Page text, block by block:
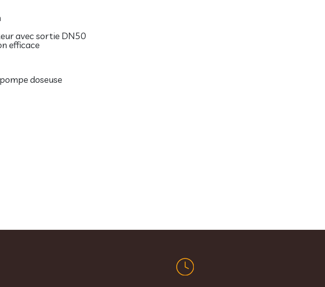
avec sortie DN50
efficace
doseuse